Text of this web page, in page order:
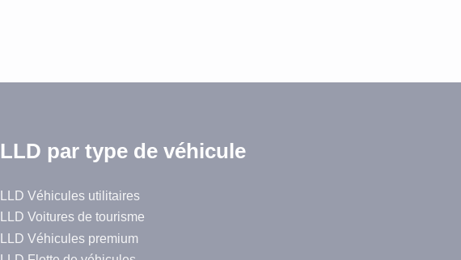
LLD par type de véhicule
LLD Véhicules utilitaires
LLD Voitures de tourisme
LLD Véhicules premium